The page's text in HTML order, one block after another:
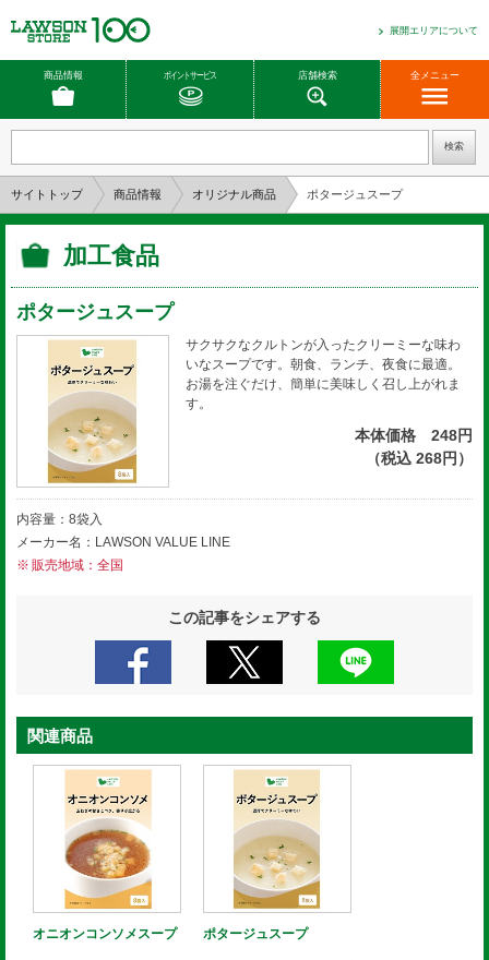
展開エリアについて
商品情報 ポイントサービス 店舗検索 全メニュー
サイトトップ 商品情報 オリジナル商品 ポタージュスープ
加工食品
ポタージュスープ
サクサクなクルトンが入ったクリーミーな味わ
いなスープです。朝食、ランチ、夜食に最適。
お湯を注ぐだけ、簡単に美味しく召し上がれま
す。
本体価格 248円
（税込 268円）
内容量：8袋入
メーカー名：LAWSON VALUE LINE
販売地域：全国
この記事をシェアする
関連商品
オニオンコンソメスープ ポタージュスープ